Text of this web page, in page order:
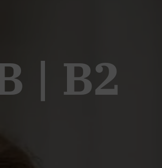
| B2